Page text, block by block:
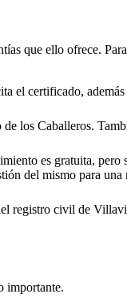
que ello ofrece.
el certificado,
los Caballeros.
es gratuita,
del mismo para
registro civil de
importante.